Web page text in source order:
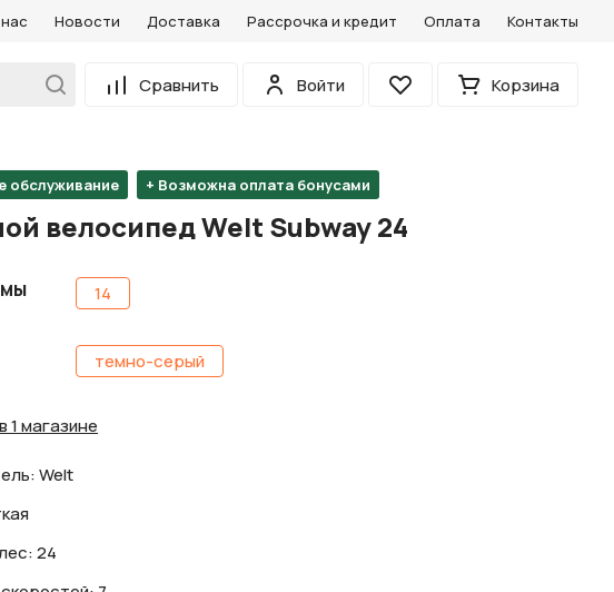
Новости Доставка Рассрочка и кредит Оплата Контакты
Сравнить
Войти
Избранное Корзина
обслуживание + Возможна оплата бонусами
велосипед Welt Subway 24
14
темно-серый
в 1 магазине
Welt
24